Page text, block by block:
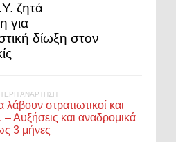
ζητά
για
δίωξη στον
ΑΝΆΡΤΗΣΗ
στρατιωτικοί και
Αυξήσεις και αναδρομικά
3 μήνες